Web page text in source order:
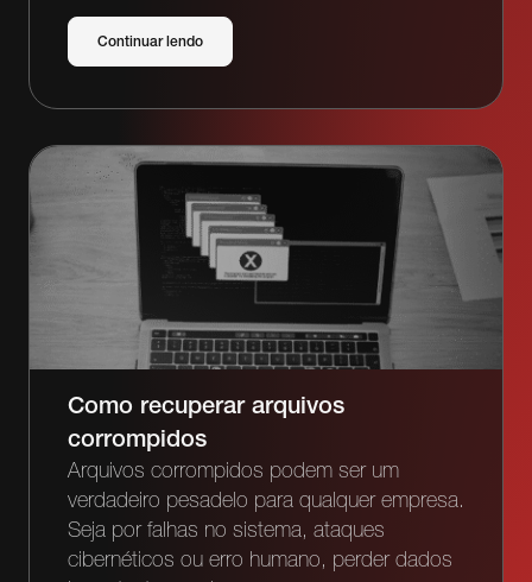
Continuar lendo
Como recuperar arquivos
corrompidos
Arquivos corrompidos podem ser um
verdadeiro pesadelo para qualquer empresa.
Seja por falhas no sistema, ataques
cibernéticos ou erro humano, perder dados